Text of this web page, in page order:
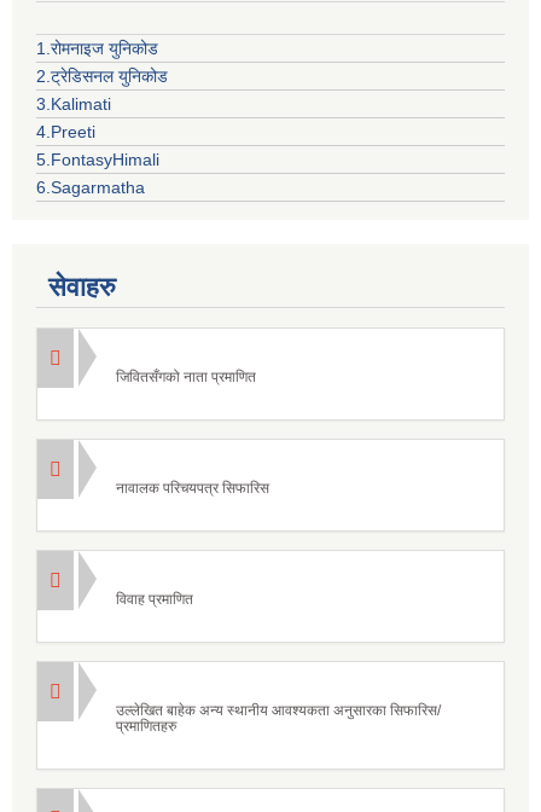
1.रोमनाइज युनिकोड
2.ट्रेडिसनल युनिकोड
3.Kalimati
4.Preeti
5.FontasyHimali
6.Sagarmatha
सेवाहरु
जिवितसँगको नाता प्रमाणित
नावालक परिचयपत्र सिफारिस
विवाह प्रमाणित
उल्लेखित बाहेक अन्य स्थानीय आवश्यकता अनुसारका सिफारिस/
प्रमाणितहरु